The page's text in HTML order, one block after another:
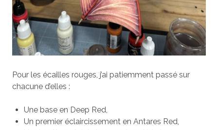
Pour les écailles rouges, j’ai patiemment passé sur
chacune d’elles :
Une base en Deep Red,
Un premier éclaircissement en Antares Red,